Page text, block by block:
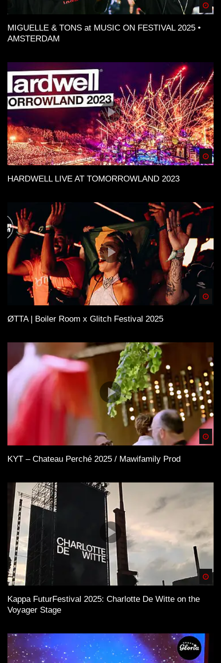
MIGUELLE & TONS at MUSIC ON FESTIVAL 2025 •
AMSTERDAM
HARDWELL LIVE AT TOMORROWLAND 2023
ØTTA | Boiler Room x Glitch Festival 2025
KYT – Chateau Perché 2025 / Mawifamily Prod
Kappa FuturFestival 2025: Charlotte De Witte on the
Voyager Stage